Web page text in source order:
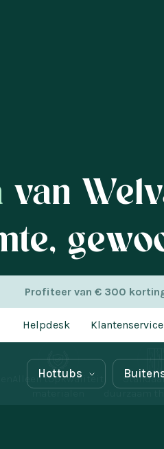
Profiteer van € 300
Helpdesk Klantenservice
Hottubs
van
Met een barrelsauna of
wellnessplek waar je elke
Alleen topkwaliteit